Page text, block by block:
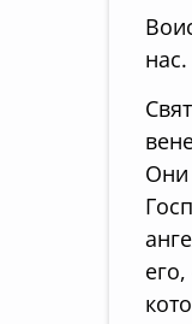
нас.
Они